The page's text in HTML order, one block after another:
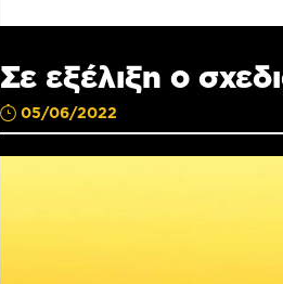
Σε εξέλιξη ο
05/06/2022